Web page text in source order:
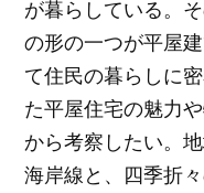
が暮らしている。
の形の一つが平屋
て住民の暮らしに
た平屋住宅の魅力
から考察したい。
海岸線と、四季折